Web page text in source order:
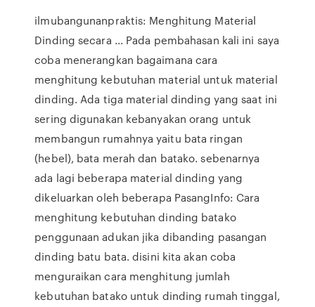
ilmubangunanpraktis: Menghitung Material
Dinding secara ... Pada pembahasan kali ini saya
coba menerangkan bagaimana cara
menghitung kebutuhan material untuk material
dinding. Ada tiga material dinding yang saat ini
sering digunakan kebanyakan orang untuk
membangun rumahnya yaitu bata ringan
(hebel), bata merah dan batako. sebenarnya
ada lagi beberapa material dinding yang
dikeluarkan oleh beberapa PasangInfo: Cara
menghitung kebutuhan dinding batako
penggunaan adukan jika dibanding pasangan
dinding batu bata. disini kita akan coba
menguraikan cara menghitung jumlah
kebutuhan batako untuk dinding rumah tinggal,